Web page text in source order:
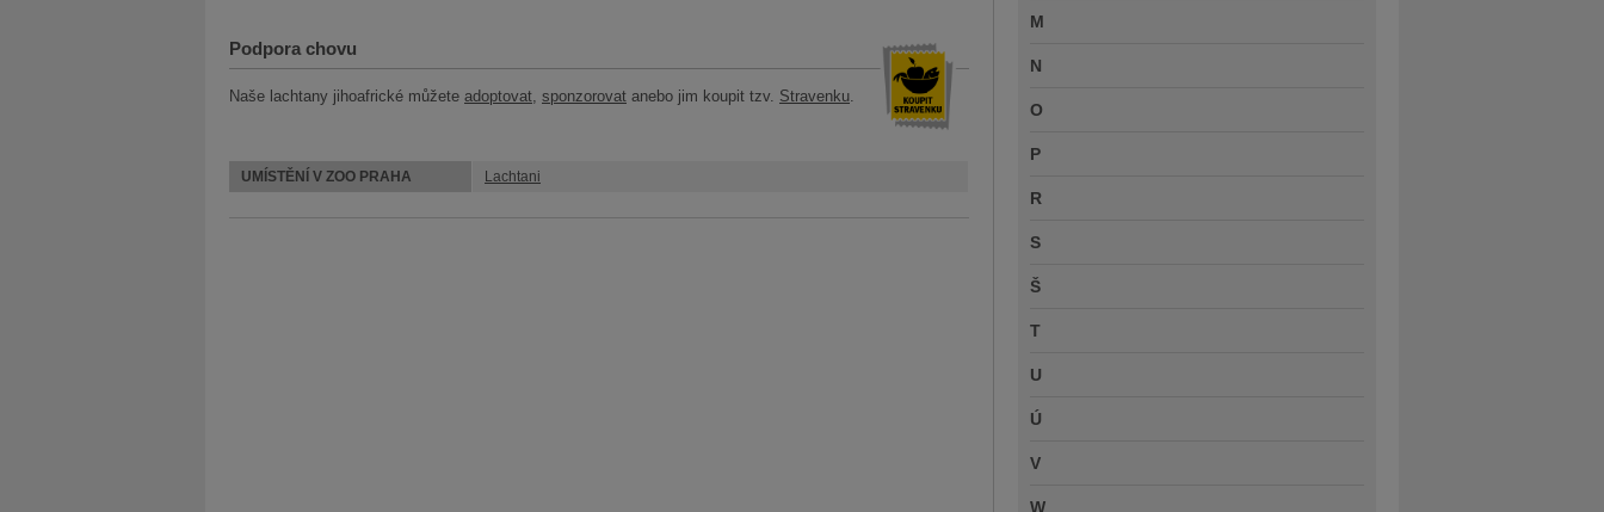
Podpora chovu
Naše lachtany jihoafrické můžete adoptovat sponzorovat anebo jim koupit tzv. Stravenku
UMÍSTĚNÍ V ZOO PRAHA Lachtani
M
N
O
P
R
S
Š
T
U
Ú
V
W